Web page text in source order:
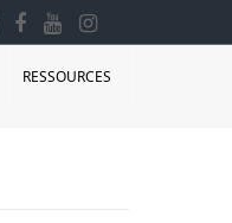
RESSOURCES